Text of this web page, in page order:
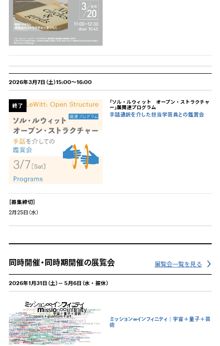
2026年3月7日（土）15:00～16:00
終了
「ソル・ルウィット オープン・ストラクチャ
ー」展関連プログラム
手話通訳を介した担当学芸員との鑑賞会
［募集締切］
2月25日（水）
同時開催・同時期開催の展覧会 展覧会一覧を見る
2026年1月31日（土）－ 5月6日（水・振休）
ミッション∞インフィニティ｜宇宙＋量子＋芸
術